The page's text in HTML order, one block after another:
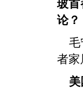
玻
论？
者家